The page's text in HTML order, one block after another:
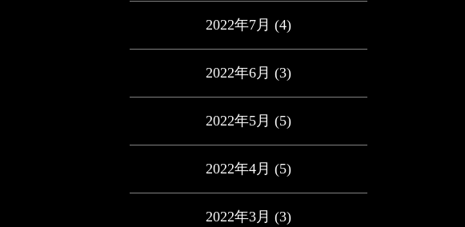
2022年7月 (4)
2022年6月 (3)
2022年5月 (5)
2022年4月 (5)
2022年3月 (3)